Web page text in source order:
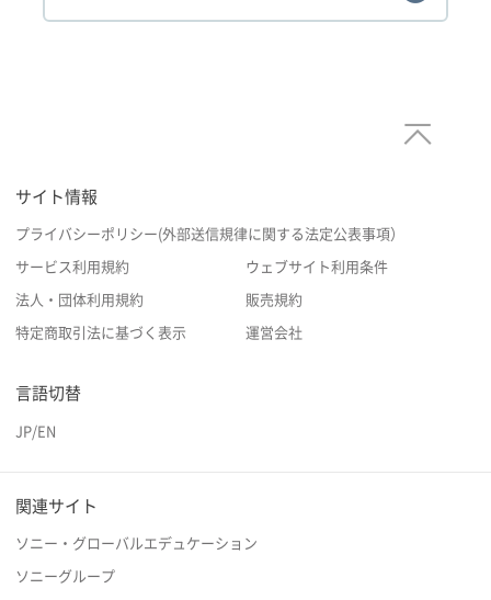
サイト情報
プライバシーポリシー(外部送信規律に関する法定公表事項）
サービス利用規約 ウェブサイト利用条件
法人・団体利用規約 販売規約
特定商取引法に基づく表示 運営会社
言語切替
JP/EN
関連サイト
ソニー・グローバルエデュケーション
ソニーグループ